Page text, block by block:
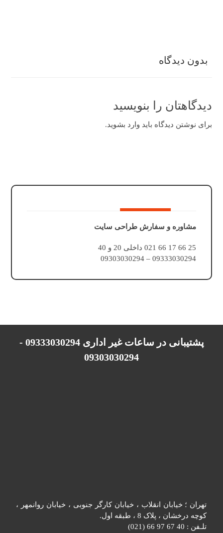
بدون دیدگاه
دیدگاهتان را بنویسید
برای نوشتن دیدگاه باید وارد بشوید.
مشاوره و سفارش طراحی سایت
25 66 17 66 021 داخلی 20 و 40
09333030294 – 09303030294
پشتیبانی در ساعات غیر اداری 09333030294 -
09303030294
تهران ؛ خیابان انقلاب ، خیابان کارگر جنوبی ، خیابان روانمهر ،
کوچه درخشان ، پلاک 8 ، طبقه اول.
تلـفن : 40 67 97 66 (021)